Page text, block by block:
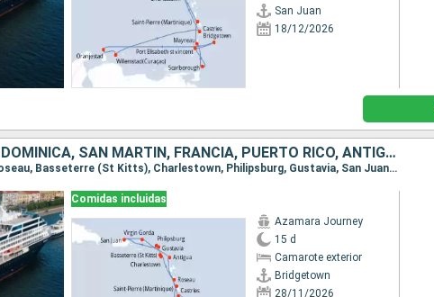
San Juan
18/12/2026
BARBADOS, SANTA LUCIA, DOMINICA, SAN MARTÍN, FRANCIA, PUERTO RICO, ANTIGUA Y BARBUDA, SAN VINCENT Y LAS GRANADINAS, GRENADA, TRINIDAD Y TOBAGO
Itinerario : Bridgetown, Castries, Roseau, Basseterre (St Kitts), Charlestown, Philipsburg, Gustavia, San Juan, Virgin Gorda, Antigua, Saint-Pierre (Martinique), Port Elisabeth st vincent, Grenada, Scarborough, Bridgetown
Comidas incluidas
Azamara Journey
15 d
Camarote exterior
Bridgetown
28/11/2026